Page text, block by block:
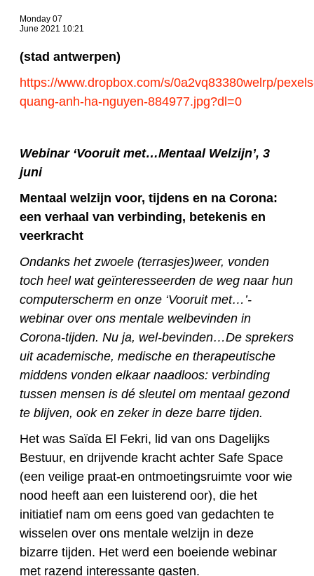
Monday 07
June 2021 10:21
(stad antwerpen)
https://www.dropbox.com/s/0a2vq83380welrp/
quang-anh-ha-nguyen-884977.jpg?dl=0
Webinar ‘Vooruit met…Mentaal Welzijn’, 3
juni
Mentaal welzijn voor, tijdens en na Corona:
een verhaal van verbinding, betekenis en
veerkracht
Ondanks het zwoele (terrasjes)weer, vonden
toch heel wat geïnteresseerden de weg naar hun
computerscherm en onze ‘Vooruit met…’-
webinar over ons mentale welbevinden in
Corona-tijden. Nu ja, wel-bevinden…De sprekers
uit academische, medische en therapeutische
middens vonden elkaar naadloos: verbinding
tussen mensen is dé sleutel om mentaal gezond
te blijven, ook en zeker in deze barre tijden.
Het was Saïda El Fekri, lid van ons Dagelijks
Bestuur, en drijvende kracht achter Safe Space
(een veilige praat-en ontmoetingsruimte voor wie
nood heeft aan een luisterend oor), die het
initiatief nam om eens goed van gedachten te
wisselen over ons mentale welzijn in deze
bizarre tijden. Het werd een boeiende webinar
met razend interessante gasten.